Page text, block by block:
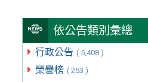
依公告類別彙總
行政公告 ( 5,408 )
榮譽榜 ( 253 )